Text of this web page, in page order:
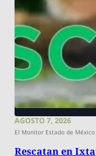
AGOSTO 7, 2026
El Monitor Estado de México
Rescatan en